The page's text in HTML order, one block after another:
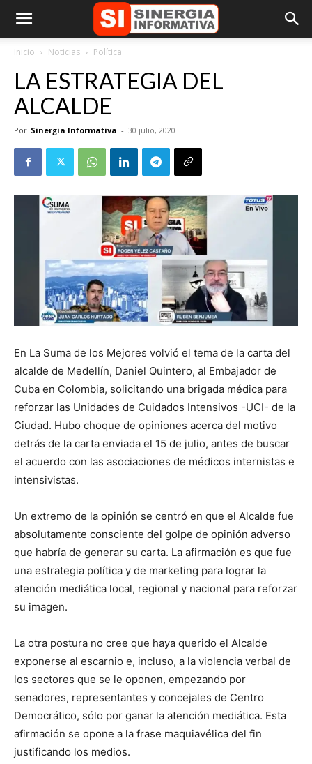
Inicio Noticias Política
LA ESTRATEGIA DEL
ALCALDE
Por Sinergia Informativa - 30 julio, 2020
En La Suma de los Mejores volvió el tema de la carta del
alcalde de Medellín, Daniel Quintero, al Embajador de
Cuba en Colombia, solicitando una brigada médica para
reforzar las Unidades de Cuidados Intensivos -UCI- de la
Ciudad. Hubo choque de opiniones acerca del motivo
detrás de la carta enviada el 15 de julio, antes de buscar
el acuerdo con las asociaciones de médicos internistas e
intensivistas.
Un extremo de la opinión se centró en que el Alcalde fue
absolutamente consciente del golpe de opinión adverso
que habría de generar su carta. La afirmación es que fue
una estrategia política y de marketing para lograr la
atención mediática local, regional y nacional para reforzar
su imagen.
La otra postura no cree que haya querido el Alcalde
exponerse al escarnio e, incluso, a la violencia verbal de
los sectores que se le oponen, empezando por
senadores, representantes y concejales de Centro
Democrático, sólo por ganar la atención mediática. Esta
afirmación se opone a la frase maquiavélica del fin
justificando los medios.